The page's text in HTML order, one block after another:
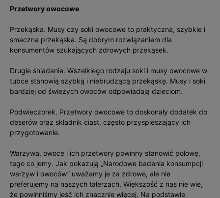
Przetwory owocowe
Przekąska. Musy czy soki owocowe to praktyczna, szybkie i
smaczna przekąska. Są dobrym rozwiązaniem dla
konsumentów szukających zdrowych przekąsek.
Drugie śniadanie. Wszelkiego rodzaju soki i musy owocowe w
tubce stanowią szybką i niebrudzącą przekąskę. Musy i soki
bardziej od świeżych owoców odpowiadają dzieciom.
Podwieczorek. Przetwory owocowe to doskonały dodatek do
deserów oraz składnik ciast, często przyspieszający ich
przygotowanie.
Warzywa, owoce i ich przetwory powinny stanowić połowę,
tego co jemy. Jak pokazują „Narodowe badania konsumpcji
warzyw i owoców” uważamy je za zdrowe, ale nie
preferujemy na naszych talerzach. Większość z nas nie wie,
że powinniśmy jeść ich znacznie więcej. Na podstawie